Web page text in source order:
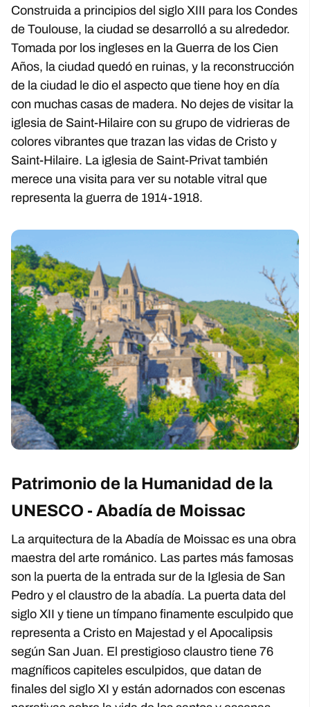
Construida a principios del siglo XIII para los Condes
de Toulouse, la ciudad se desarrolló a su alrededor.
Tomada por los ingleses en la Guerra de los Cien
Años, la ciudad quedó en ruinas, y la reconstrucción
de la ciudad le dio el aspecto que tiene hoy en día
con muchas casas de madera. No dejes de visitar la
iglesia de Saint-Hilaire con su grupo de vidrieras de
colores vibrantes que trazan las vidas de Cristo y
Saint-Hilaire. La iglesia de Saint-Privat también
merece una visita para ver su notable vitral que
representa la guerra de 1914-1918.
Patrimonio de la Humanidad de la
UNESCO - Abadía de Moissac
La arquitectura de la Abadía de Moissac es una obra
maestra del arte románico. Las partes más famosas
son la puerta de la entrada sur de la Iglesia de San
Pedro y el claustro de la abadía. La puerta data del
siglo XII y tiene un tímpano finamente esculpido que
representa a Cristo en Majestad y el Apocalipsis
según San Juan. El prestigioso claustro tiene 76
magníficos capiteles esculpidos, que datan de
finales del siglo XI y están adornados con escenas